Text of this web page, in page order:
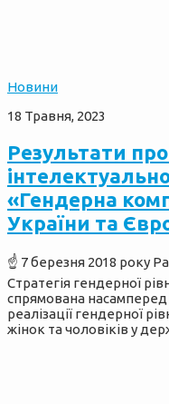
Новини
18 Травня, 2023
Результати
«Гендерна
України та
☝️ 7 березня 2018 року
Стратегія гендерної
спрямована
реалізації гендерної
жінок та чоловіків у